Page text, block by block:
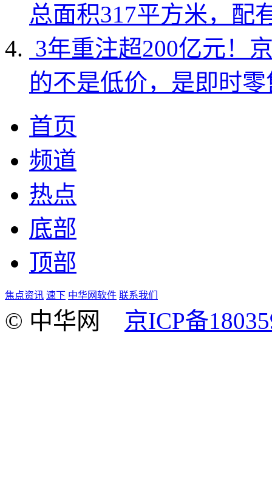
总面积317平方米，配
3年重注超200亿元！
的不是低价，是即时
首页
频道
热点
底部
顶部
焦点资讯 速下 中华网软件 联系我们
© 中华网 京ICP备